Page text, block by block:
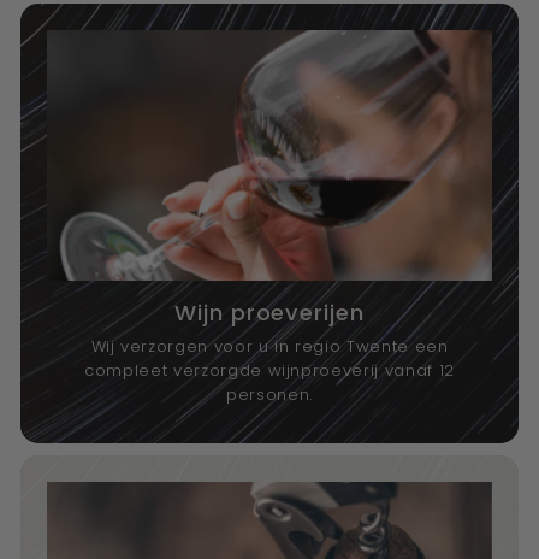
Wijn proeverijen
Wij verzorgen voor u in regio Twente een
compleet verzorgde wijnproeverij vanaf 12
personen.